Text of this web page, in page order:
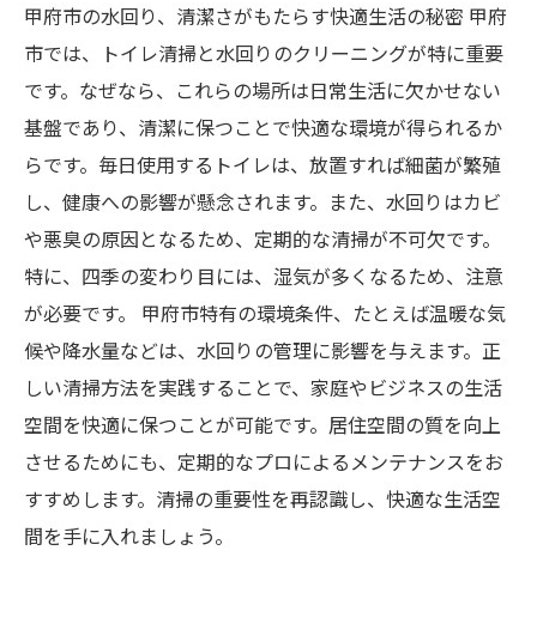
未来のための清潔な水回りを目指そう！
甲府市の水回り、清潔さがもたらす快適生活の秘密 甲府
市では、トイレ清掃と水回りのクリーニングが特に重要
です。なぜなら、これらの場所は日常生活に欠かせない
基盤であり、清潔に保つことで快適な環境が得られるか
らです。毎日使用するトイレは、放置すれば細菌が繁殖
し、健康への影響が懸念されます。また、水回りはカビ
や悪臭の原因となるため、定期的な清掃が不可欠です。
特に、四季の変わり目には、湿気が多くなるため、注意
が必要です。 甲府市特有の環境条件、たとえば温暖な気
候や降水量などは、水回りの管理に影響を与えます。正
しい清掃方法を実践することで、家庭やビジネスの生活
空間を快適に保つことが可能です。居住空間の質を向上
させるためにも、定期的なプロによるメンテナンスをお
すすめします。清掃の重要性を再認識し、快適な生活空
間を手に入れましょう。